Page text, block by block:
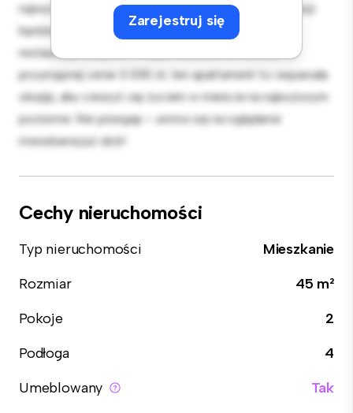
Zarejestruj się
najwyższej jakości sprzęt. Dzięki doskonałej lokalizacji
będziesz zaledwie kilka kroków od najlepszych
restauracji, sklepów i miejsc rozrywki w mieście. W
przystępnej cenie 3 000 zł, ten apartament to wspaniała
okazja, aby cieszyć się życiem w mieście na najwyższym
poziomie. Nie przegap – umów się na oglądanie
mieszkania już dziś!
Cechy nieruchomości
Typ nieruchomości
Mieszkanie
Rozmiar
45 m²
Pokoje
2
Podłoga
4
Umeblowany
Tak